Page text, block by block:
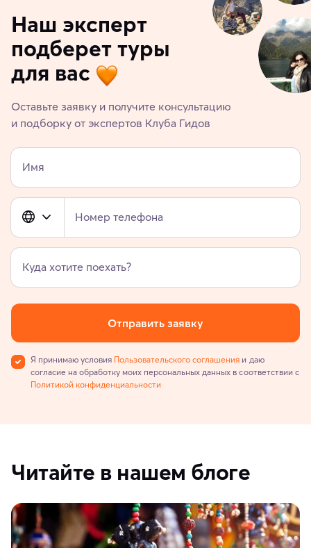
Наш эксперт
подберет туры
для вас
Оставьте заявку и получите консультацию
и подборку от экспертов Клуба Гидов
Имя
Номер телефона
Куда хотите поехать?
Отправить заявку
Я принимаю условия Пользовательского соглашения и даю
согласие на обработку моих персональных данных в соответствии с
Политикой конфиденциальности
Читайте в нашем блоге